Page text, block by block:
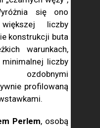
się ono
liczby
konstrukcji buta
warunkach,
liczby
profilowaną
Perlem, osobą